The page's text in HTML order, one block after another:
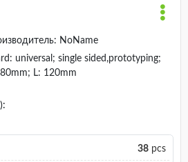
NoName
universal; single sided,prototyping;
L: 120mm
38 pcs